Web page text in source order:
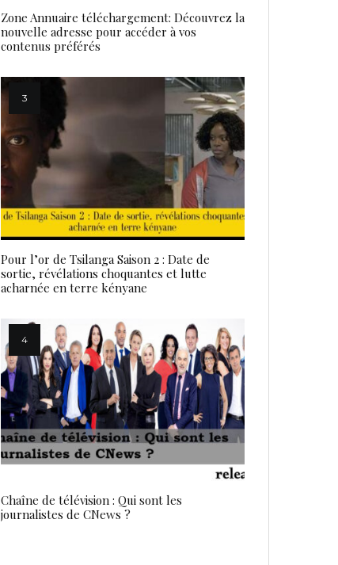
Zone Annuaire téléchargement: Découvrez la
nouvelle adresse pour accéder à vos
contenus préférés
Pour l’or de Tsilanga Saison 2 : Date de
sortie, révélations choquantes et lutte
acharnée en terre kényane
Chaîne de télévision : Qui sont les
journalistes de CNews ?